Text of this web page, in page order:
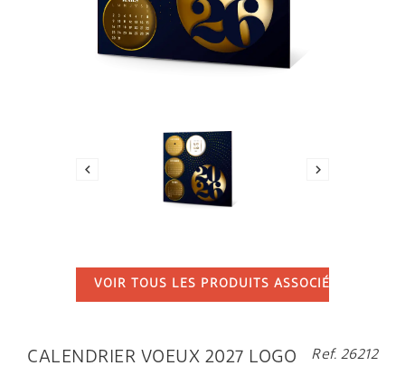
 
VOIR TOUS LES PRODUITS ASSOCIÉS
CALENDRIER VOEUX 2027 LOGO Ref. 26212